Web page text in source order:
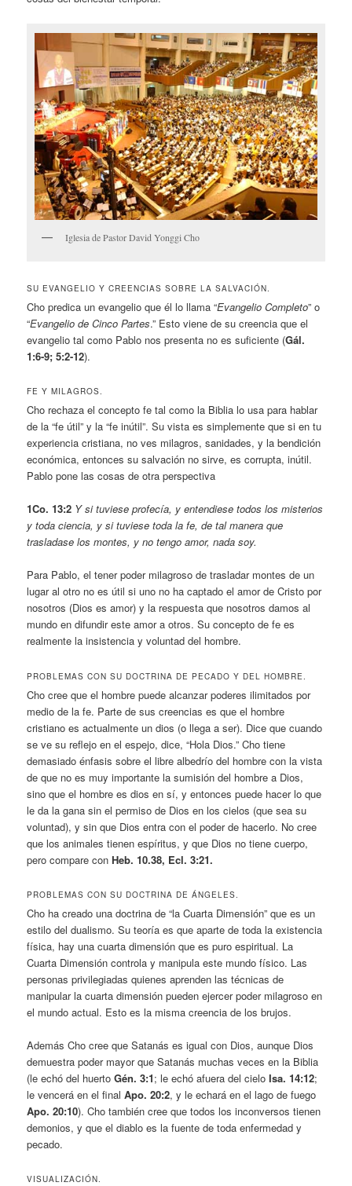
Iglesia de Pastor David Yonggi Cho
SU EVANGELIO Y CREENCIAS SOBRE LA SALVACIÓN.
Cho predica un evangelio que él lo llama “Evangelio Completo” o
“Evangelio de Cinco Partes.” Esto viene de su creencia que el
evangelio tal como Pablo nos presenta no es suficiente (Gál.
1:6-9; 5:2-12).
FE Y MILAGROS.
Cho rechaza el concepto fe tal como la Biblia lo usa para hablar
de la “fe útil” y la “fe inútil”. Su vista es simplemente que si en tu
experiencia cristiana, no ves milagros, sanidades, y la bendición
económica, entonces su salvación no sirve, es corrupta, inútil.
Pablo pone las cosas de otra perspectiva
1Co. 13:2 Y si tuviese profecía, y entendiese todos los misterios
y toda ciencia, y si tuviese toda la fe, de tal manera que
trasladase los montes, y no tengo amor, nada soy.
Para Pablo, el tener poder milagroso de trasladar montes de un
lugar al otro no es útil si uno no ha captado el amor de Cristo por
nosotros (Dios es amor) y la respuesta que nosotros damos al
mundo en difundir este amor a otros. Su concepto de fe es
realmente la insistencia y voluntad del hombre.
PROBLEMAS CON SU DOCTRINA DE PECADO Y DEL HOMBRE.
Cho cree que el hombre puede alcanzar poderes ilimitados por
medio de la fe. Parte de sus creencias es que el hombre
cristiano es actualmente un dios (o llega a ser). Dice que cuando
se ve su reflejo en el espejo, dice, “Hola Dios.” Cho tiene
demasiado énfasis sobre el libre albedrío del hombre con la vista
de que no es muy importante la sumisión del hombre a Dios,
sino que el hombre es dios en sí, y entonces puede hacer lo que
le da la gana sin el permiso de Dios en los cielos (que sea su
voluntad), y sin que Dios entra con el poder de hacerlo. No cree
que los animales tienen espíritus, y que Dios no tiene cuerpo,
pero compare conHeb. 10.38, Ecl. 3:21.
PROBLEMAS CON SU DOCTRINA DE ÁNGELES.
Cho ha creado una doctrina de “la Cuarta Dimensión” que es un
estilo del dualismo. Su teoría es que aparte de toda la existencia
física, hay una cuarta dimensión que es puro espiritual. La
Cuarta Dimensión controla y manipula este mundo físico. Las
personas privilegiadas quienes aprenden las técnicas de
manipular la cuarta dimensión pueden ejercer poder milagroso en
el mundo actual. Esto es la misma creencia de los brujos.
Además Cho cree que Satanás es igual con Dios, aunque Dios
demuestra poder mayor que Satanás muchas veces en la Biblia
(le echó del huertoGén. 3:1; le echó afuera del cieloIsa. 14:12;
le vencerá en el finalApo. 20:2, y le echará en el lago de fuego
Apo. 20:10). Cho también cree que todos los inconversos tienen
demonios, y que el diablo es la fuente de toda enfermedad y
pecado.
VISUALIZACIÓN.